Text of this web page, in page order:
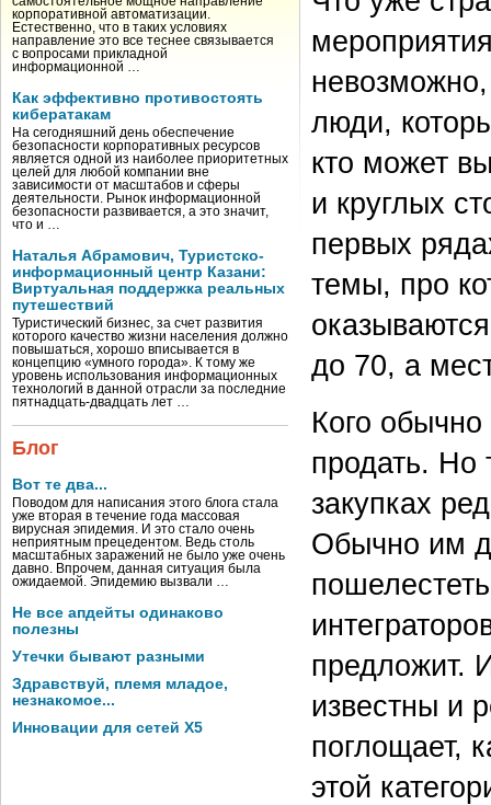
корпоративной автоматизации.
Естественно, что в таких условиях
направление это все теснее связывается
с вопросами прикладной
информационной …
Как эффективно противостоять
кибератакам
На сегодняшний день обеспечение
безопасности корпоративных ресурсов
является одной из наиболее приоритетных
целей для любой компании вне
зависимости от масштабов и сферы
деятельности. Рынок информационной
безопасности развивается, а это значит,
что и …
Наталья Абрамович, Туристско-
информационный центр Казани:
Виртуальная поддержка реальных
путешествий
Туристический бизнес, за счет развития
которого качество жизни населения должно
повышаться, хорошо вписывается в
концепцию «умного города». К тому же
уровень использования информационных
технологий в данной отрасли за последние
пятнадцать-двадцать лет …
Блог
Вот те два...
Поводом для написания этого блога стала
уже вторая в течение года массовая
вирусная эпидемия. И это стало очень
неприятным прецедентом. Ведь столь
масштабных заражений не было уже очень
давно. Впрочем, данная ситуация была
ожидаемой. Эпидемию вызвали …
Не все апдейты одинаково
полезны
Утечки бывают разными
Здравствуй, племя младое,
незнакомое...
Инновации для сетей X5
люди,
кто может
и круглых
первых
темы, про
до 70, а
Кого
продать. Но
закупках
Обычно им
предложит.
известны и
поглощает,
этой